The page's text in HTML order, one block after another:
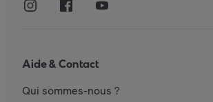
Aide & Contact
Qui sommes-nous ?